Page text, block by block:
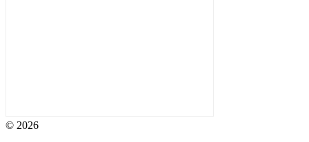
© 2026